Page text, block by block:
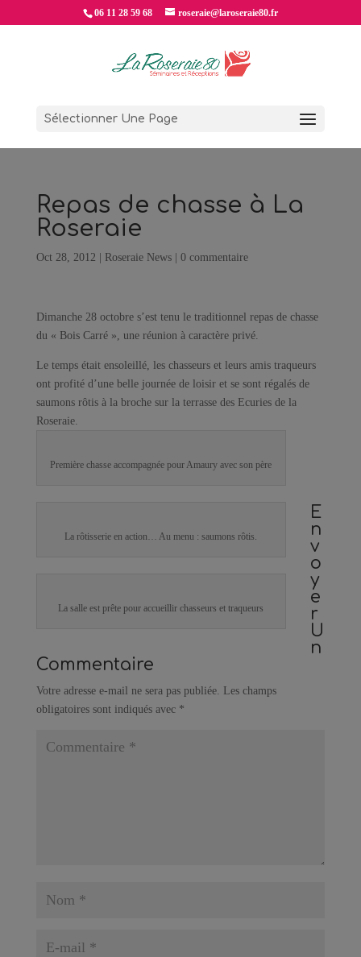
06 11 28 59 68 roseraie@laroseraie80.fr
Sélectionner Une Page
Repas de chasse à La
Roseraie
Oct 28, 2012 Roseraie News| 0 commentaire
Dimanche 28 octobre s’est tenu le traditionnel repas de chasse
du « Bois Carré », une réunion à caractère privé.
Le temps était ensoleillé, les chasseurs et leurs amis traqueurs
ont profité d’une belle journée de loisir et se sont régalés de
saumons rôtis à la broche sur la terrasse des Ecuries de la
Roseraie.
Première chasse accompagnée pour Amaury avec son père
La rôtisserie en action… Au menu : saumons rôtis.
La salle est prête pour accueillir chasseurs et traqueurs
E
n
v
o
y
e
r
U
n
Commentaire
Votre adresse e-mail ne sera pas publiée. Les champs
obligatoires sont indiqués avec *